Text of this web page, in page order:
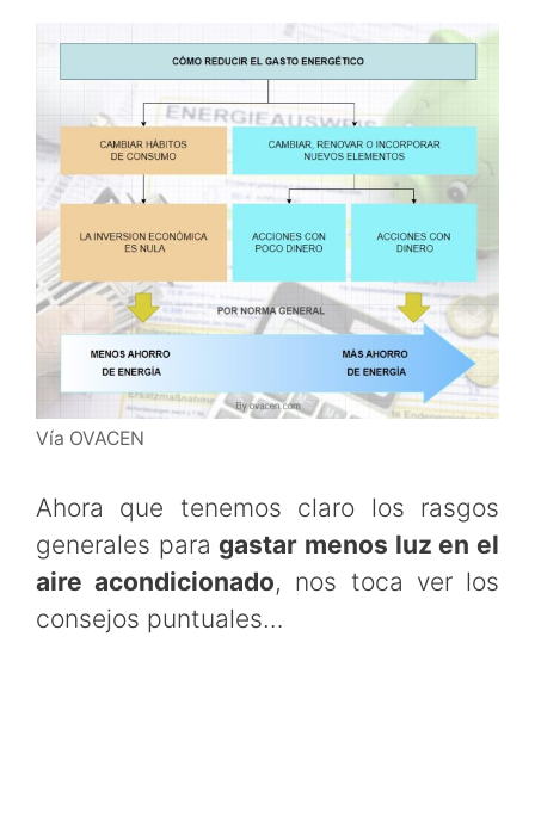
Vía OVACEN
Ahora que tenemos claro los rasgos
generales paragastar menos luz en el
aire acondicionado, nos toca ver los
consejos puntuales…